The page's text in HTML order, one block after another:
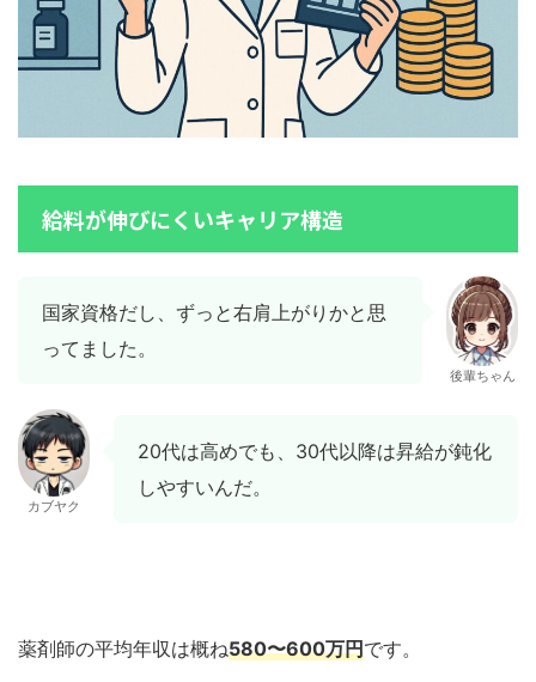
給料が伸びにくいキャリア構造
国家資格だし、ずっと右肩上がりかと思
ってました。
後輩ちゃん
カブヤク
20代は高めでも、30代以降は昇給が鈍化
しやすいんだ。
薬剤師の平均年収は概ね580〜600万円です。